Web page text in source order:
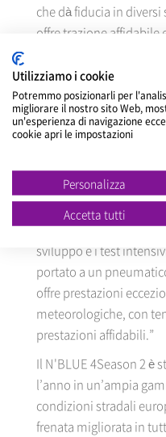
che dà fiducia in
offre trazione affidabile
prestazioni con una
un basso rumore di
quotidiana.
“Questo risultato del
nostro sviluppo
N'BLUE 4Season 2,”
Sales & Marketing
“Siamo orgogliosi che i
sviluppo e i test
portato a un
offre prestazioni
meteorologiche, con
prestazioni affidabili.”
Il N'BLUE 4Season 2 è
l’anno in un’ampia
condizioni stradali
frenata migliorata in
Utilizziamo i cookie
Potremmo posizionarli per
migliorare il nostro sito Web,
un'esperienza di navigazione
cookie apri le impostazioni
Personalizza
Accetta tutti